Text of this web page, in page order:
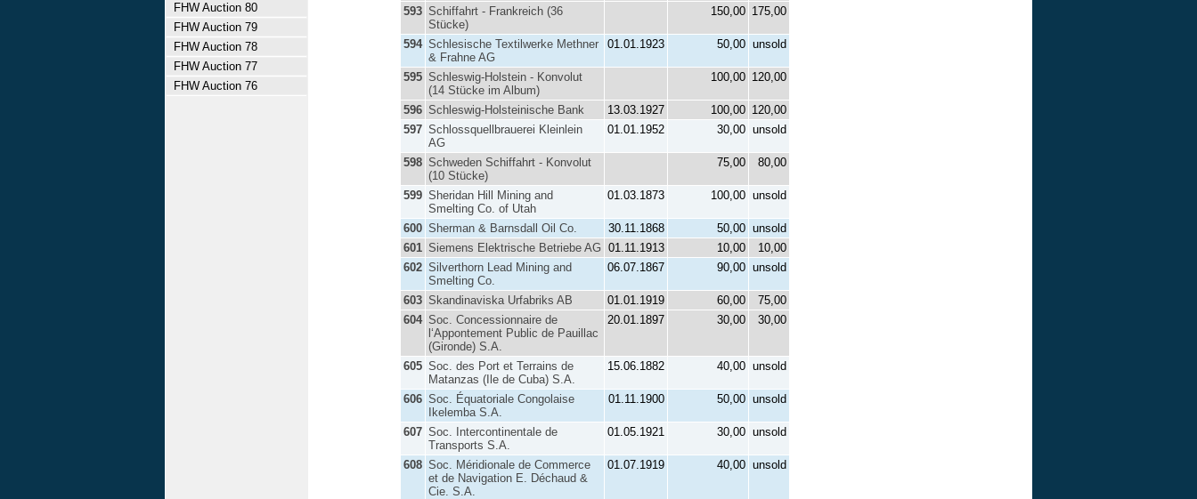
FHW Auction 80
FHW Auction 79
FHW Auction 78
FHW Auction 77
FHW Auction 76
593 Schiffahrt - Frankreich (36
Stücke)
150,00 175,00
594 Schlesische Textilwerke Methner
& Frahne AG
01.01.1923 50,00 unsold
595 Schleswig-Holstein - Konvolut
(14 Stücke im Album)
100,00 120,00
596 Schleswig-Holsteinische Bank 13.03.1927 100,00 120,00
597 Schlossquellbrauerei Kleinlein
AG
01.01.1952 30,00 unsold
598 Schweden Schiffahrt - Konvolut
(10 Stücke)
75,00 80,00
599 Sheridan Hill Mining and
Smelting Co. of Utah
01.03.1873 100,00 unsold
600 Sherman & Barnsdall Oil Co. 30.11.1868 50,00 unsold
601 Siemens Elektrische Betriebe AG 01.11.1913 10,00
10,00
602 Silverthorn Lead Mining and
Smelting Co.
06.07.1867 90,00 unsold
603 Skandinaviska Urfabriks AB 01.01.1919 60,00
75,00
604 Soc. Concessionnaire de
l‘Appontement Public de Pauillac
(Gironde) S.A.
20.01.1897 30,00 30,00
605 Soc. des Port et Terrains de
Matanzas (Ile de Cuba) S.A.
15.06.1882 40,00 unsold
606 Soc. Équatoriale Congolaise
Ikelemba S.A.
01.11.1900 50,00 unsold
607 Soc. Intercontinentale de
Transports S.A.
01.05.1921 30,00 unsold
608 Soc. Méridionale de Commerce
et de Navigation E. Déchaud &
Cie. S.A.
01.07.1919 40,00 unsold